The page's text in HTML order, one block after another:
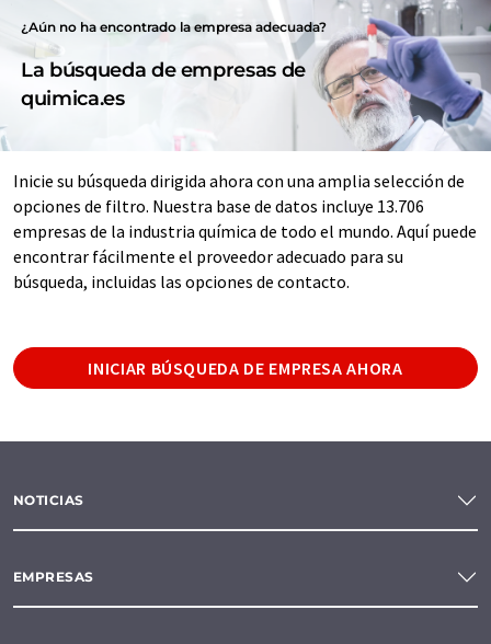
¿Aún no ha encontrado la empresa adecuada?
La búsqueda de empresas de
quimica.es
Inicie su búsqueda dirigida ahora con una amplia selección de
opciones de filtro. Nuestra base de datos incluye 13.706
empresas de la industria química de todo el mundo. Aquí puede
encontrar fácilmente el proveedor adecuado para su
búsqueda, incluidas las opciones de contacto.
INICIAR BÚSQUEDA DE EMPRESA AHORA
NOTICIAS
EMPRESAS